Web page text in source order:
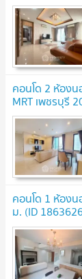
คอนโด 2 ห้อง
MRT เพชรบุรี
คอนโด 1 ห้องน
ม. (ID